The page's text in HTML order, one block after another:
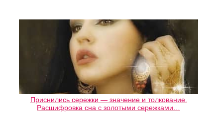
Приснились сережки — значение и толкование.
Расшифровка сна с золотыми сережками…